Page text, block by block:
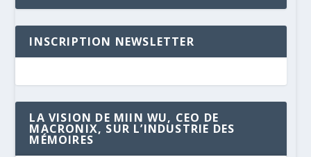
INSCRIPTION NEWSLETTER
LA VISION DE MIIN WU, CEO DE
MACRONIX, SUR L’INDUSTRIE DES
MÉMOIRES